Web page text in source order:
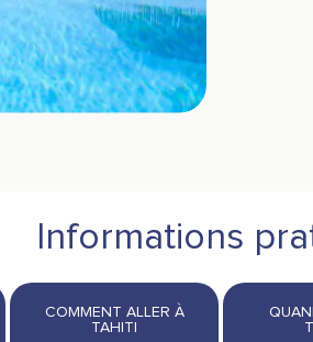
Informations